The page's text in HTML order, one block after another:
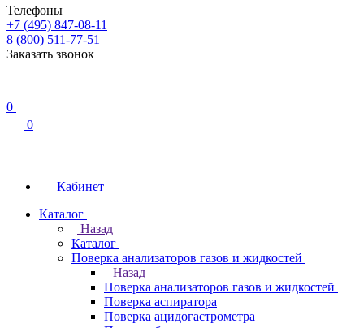
Телефоны
+7 (495) 847-08-11
8 (800) 511-77-51
Заказать звонок
0
0
Кабинет
Каталог
Назад
Каталог
Поверка анализаторов газов и жидкостей
Назад
Поверка анализаторов газов и жидкостей
Поверка аспиратора
Поверка ацидогастрометра